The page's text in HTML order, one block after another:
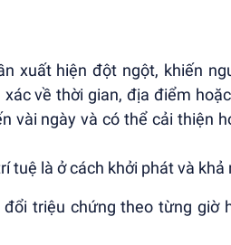
xuất hiện đột ngột, khiến
về thời gian, địa điểm
vài ngày và có thể cải thiện
là ở cách khởi phát và khả
triệu chứng theo từng giờ